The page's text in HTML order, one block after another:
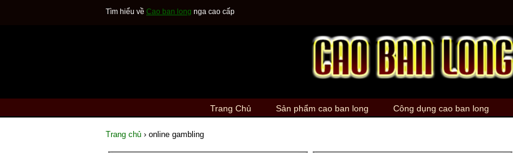
Tìm hiểu về Cao ban long nga cao cấp
Trang Chủ Sản phẩm cao ban long Công dụng cao ban long
Trang chủ › online gambling